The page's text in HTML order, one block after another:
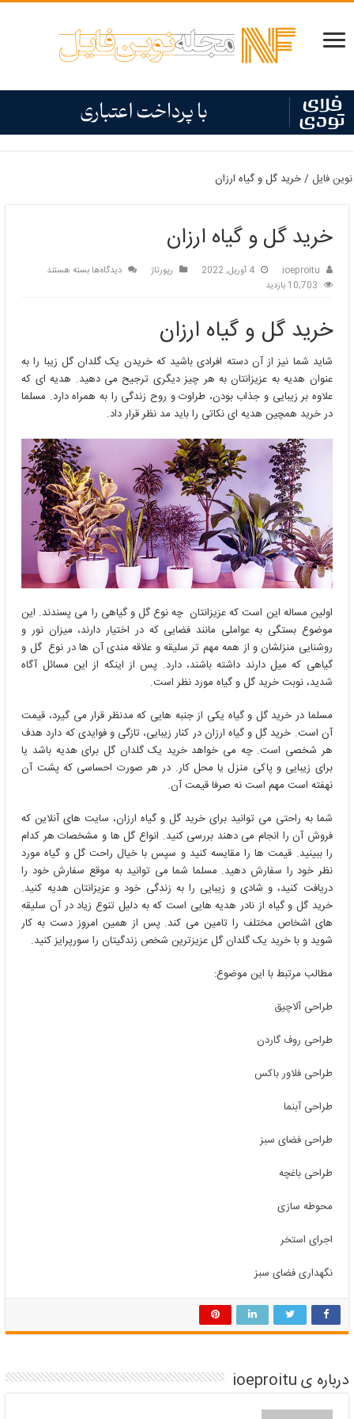
نوین فایل/خرید گل و گیاه ارزان
خرید گل و گیاه ارزان
ioeproitu 4 آوریل, 2022 رپورتاژ دیدگاه‌هابرای
بسته هستند
10,703 بازدید
خرید گل و گیاه ارزان
شاید شما نیز از آن دسته افرادی باشید که خریدن یک گلدان گل زیبا را به
عنوان هدیه به عزیزانتان به هر چیز دیگری ترجیح می دهید. هدیه ای که
علاوه بر زیبایی و جذاب بودن، طراوت و روح زندگی را به همراه دارد. مسلما
در خرید همچین هدیه ای نکاتی را باید مد نظر قرار داد.
اولین مساله این است که عزیزانتان چه نوع گل و گیاهی را می پسندند. این
موضوع بستگی به عواملی مانند فضایی که در اختیار دارند، میزان نور و
روشنایی منزلشان و از همه مهم تر سلیقه و علاقه مندی آن ها در نوع گل و
گیاهی که میل دارند داشته باشند، دارد. پس از اینکه از این مسائل آگاه
شدید، نوبت خرید گل و گیاه مورد نظر است.
مسلما در خرید گل و گیاه یکی از جنبه هایی که مدنظر قرار می گیرد، قیمت
آن است. خرید گل و گیاه ارزان در کنار زیبایی، تازگی و فوایدی که دارد هدف
هر شخصی است. چه می خواهد خرید یک گلدان گل برای هدیه باشد یا
برای زیبایی و پاکی منزل یا محل کار. در هر صورت احساسی که پشت آن
نهفته است مهم است نه صرفا قیمت آن.
شما به راحتی می توانید برای خرید گل و گیاه ارزان، سایت های آنلاین که
فروش آن را انجام می دهند بررسی کنید. انواع گل ها و مشخصات هر کدام
را ببینید. قیمت ها را مقایسه کنید و سپس با خیال راحت گل و گیاه مورد
نظر خود را سفارش دهید. مسلما شما می توانید به موقع سفارش خود را
دریافت کنید، و شادی و زیبایی را به زندگی خود و عزیزانتان هدیه کنید.
خرید گل و گیاه از نادر هدیه هایی است که به دلیل تنوع زیاد در آن سلیقه
های اشخاص مختلف را تامین می کند. پس از همین امروز دست به کار
شوید و با خرید یک گلدان گل عزیزترین شخص زندگیتان را سورپرایز کنید.
مطالب مرتبط با این موضوع:
طراحی آلاچیق
طراحی روف گاردن
طراحی فلاور باکس
طراحی آبنما
طراحی فضای سبز
طراحی باغچه
محوطه سازی
اجرای استخر
نگهداری فضای سبز
درباره ی ioeproitu